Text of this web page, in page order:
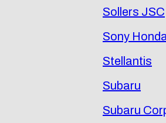
Sollers JSC
Sony
Stellantis
Subaru
Subaru